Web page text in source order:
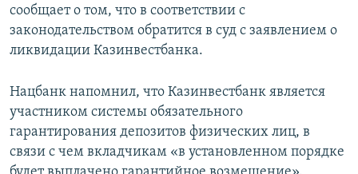
сообщает о том, что в соответствии с
законодательством обратится в суд с заявлением о
ликвидации Казинвестбанка.
Нацбанк напомнил, что Казинвестбанк является
участником системы обязательного
гарантирования депозитов физических лиц, в
связи с чем вкладчикам «в установленном порядке